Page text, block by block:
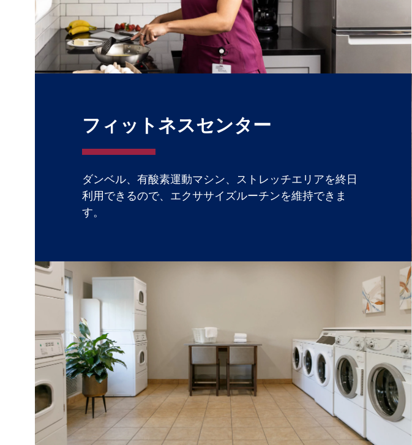
フィットネスセンター
ダンベル、有酸素運動マシン、ストレッチエリアを終日
利用できるので、エクササイズルーチンを維持できま
す。